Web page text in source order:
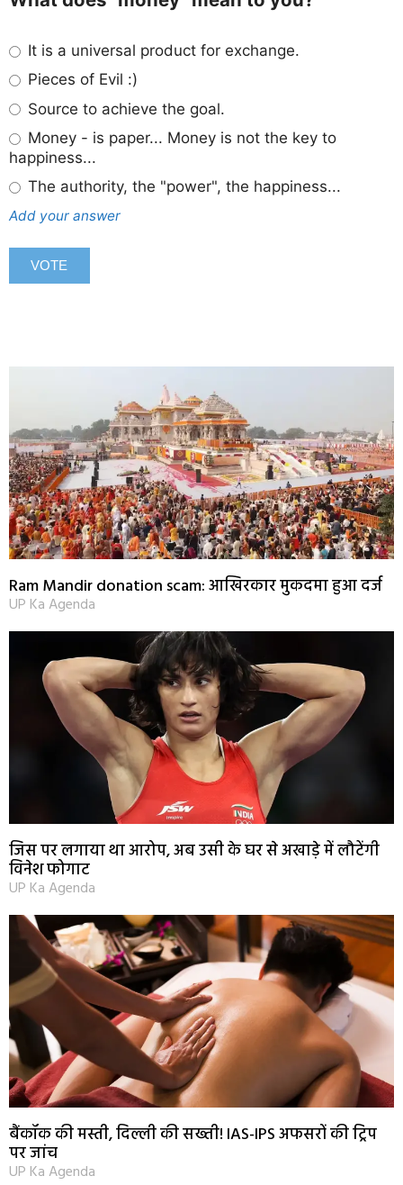
It is a universal product for exchange.
Pieces of Evil :)
Source to achieve the goal.
Money - is paper... Money is not the key to
happiness...
The authority, the "power", the happiness...
Add your answer
Ram Mandir donation scam: आखिरकार मुकदमा हुआ दर्ज
UP Ka Agenda
जिस पर लगाया था आरोप, अब उसी के घर से अखाड़े में लौटेंगी
विनेश फोगाट
UP Ka Agenda
बैंकॉक की मस्ती, दिल्ली की सख्ती! IAS-IPS अफसरों की ट्रिप
पर जांच
UP Ka Agenda